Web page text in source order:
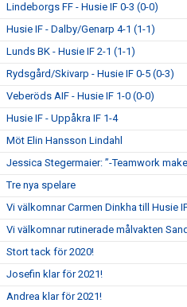
Lindeborgs FF - Husie IF 0-3 (0-0)
Husie IF - Dalby/Genarp 4-1 (1-1)
Lunds BK - Husie IF 2-1 (1-1)
Rydsgård/Skivarp - Husie IF 0-5 (0-3)
Veberöds AIF - Husie IF 1-0 (0-0)
Husie IF - Uppåkra IF 1-4
Möt Elin Hansson Lindahl
Jessica Stegermaier: ”-Teamwork
Tre nya spelare
Vi välkomnar Carmen Dinkha till Husie
Vi välkomnar rutinerade målvakten
Stort tack för 2020!
Josefin klar för 2021!
Andrea klar för 2021!